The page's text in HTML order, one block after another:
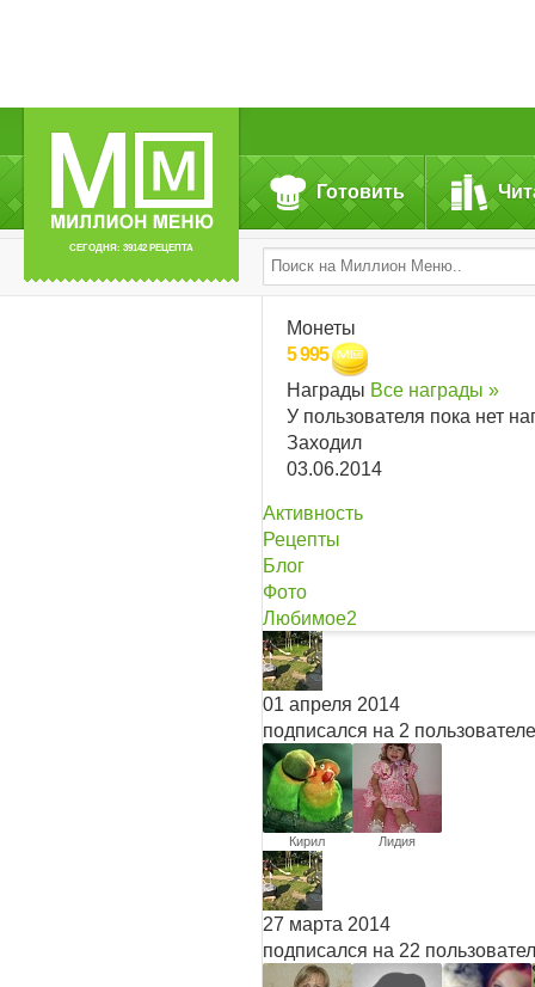
СЕГОДНЯ: 39142 РЕЦЕПТА
Готовить
Монеты
5 995
Награды Все награды »
У пользователя пока нет
Заходил
03.06.2014
Активность
Рецепты
Блог
Фото
Любимое2
01 апреля 2014
подписался на 2
Кирил
Авакжанов
Лидия
27 марта 2014
подписался на 22